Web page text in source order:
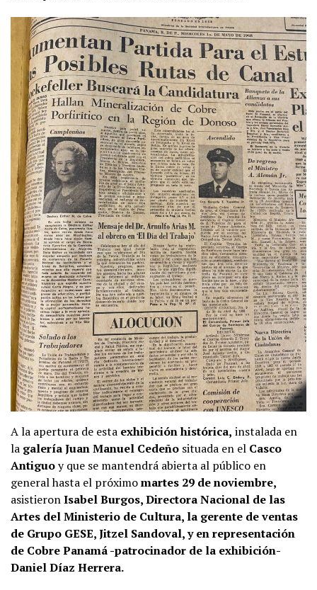
A la apertura de esta exhibición histórica, instalada en
la galería Juan Manuel Cedeño situada en el Casco
Antiguoy que se mantendrá abierta al público en
general hasta el próximomartes 29 de noviembre,
asistieronIsabel Burgos, Directora Nacional de las
Artes del Ministerio de Cultura, la gerente de ventas
de Grupo GESE, Jitzel Sandoval, y en representación
de Cobre Panamá -patrocinador de la exhibición-
Daniel Díaz Herrera.